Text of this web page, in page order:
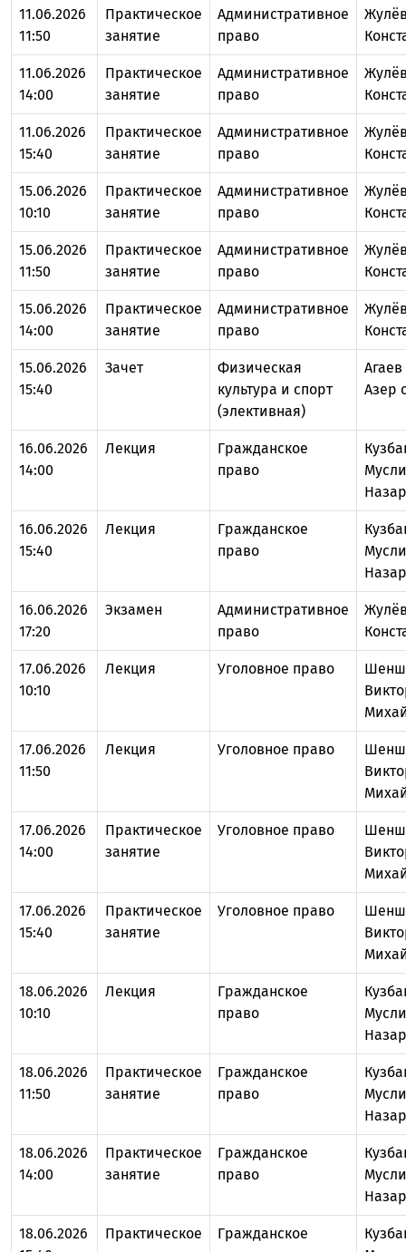
11.06.2026
11:50
Практическое
занятие
Административное
право
11.06.2026
14:00
Практическое
занятие
Административное
право
11.06.2026
15:40
Практическое
занятие
Административное
право
15.06.2026
10:10
Практическое
занятие
Административное
право
15.06.2026
11:50
Практическое
занятие
Административное
право
15.06.2026
14:00
Практическое
занятие
Административное
право
15.06.2026
15:40
Зачет
Физическая
культура и спорт
(элективная)
Азер
16.06.2026
14:00
Лекция
Гражданское
право
16.06.2026
15:40
Лекция
Гражданское
право
16.06.2026
17:20
Экзамен
Административное
право
17.06.2026
10:10
Лекция Уголовное право
17.06.2026
11:50
Лекция Уголовное право
17.06.2026
14:00
Практическое
занятие
Уголовное право
17.06.2026
15:40
Практическое
занятие
Уголовное право
18.06.2026
10:10
Лекция
Гражданское
право
18.06.2026
11:50
Практическое
занятие
Гражданское
право
18.06.2026
14:00
Практическое
занятие
Гражданское
право
18.06.2026
Практическое
Гражданское